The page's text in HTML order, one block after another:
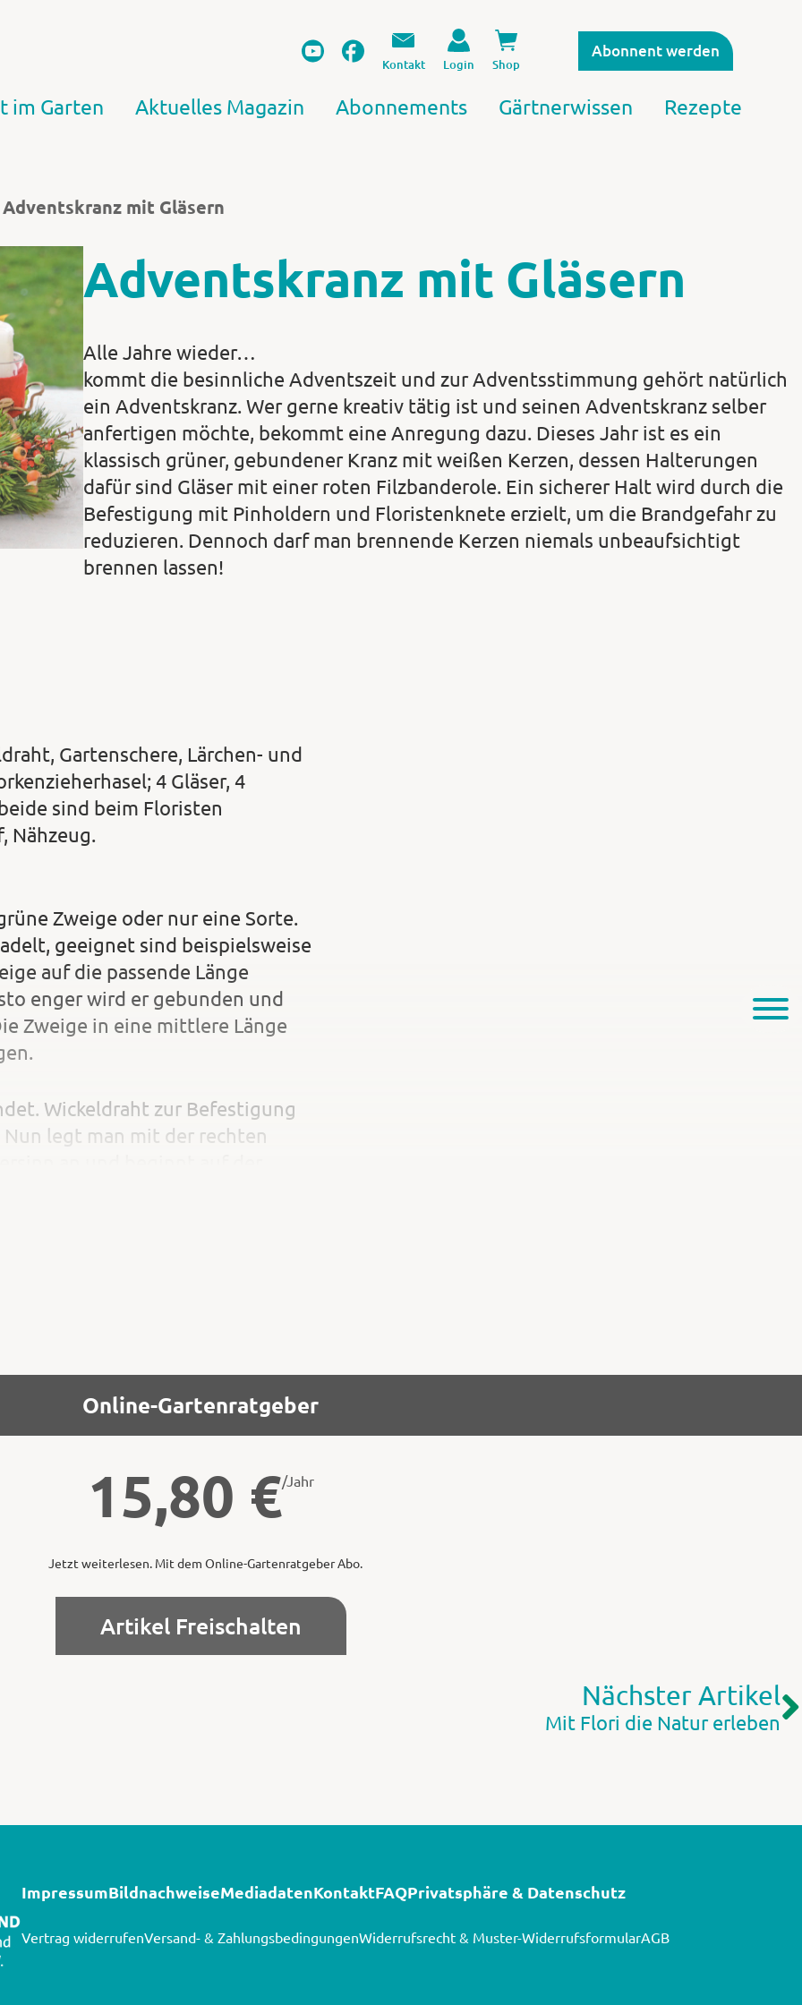
Kontakt Login Shop
Abonnent werden
im Garten Aktuelles Magazin Abonnements Gärtnerwissen Rezepte
Adventskranz mit Gläsern
Adventskranz mit Gläsern
Alle Jahre wieder…
kommt die besinnliche Adventszeit und zur Adventsstimmung gehört natürlich
ein Adventskranz. Wer gerne kreativ tätig ist und seinen Adventskranz selber
anfertigen möchte, bekommt eine Anregung dazu. Dieses Jahr ist es ein
klassisch grüner, gebundener Kranz mit weißen Kerzen, dessen Halterungen
dafür sind Gläser mit einer roten Filzbanderole. Ein sicherer Halt wird durch die
Befestigung mit Pinholdern und Floristenknete erzielt, um die Brandgefahr zu
reduzieren. Dennoch darf man brennende Kerzen niemals unbeaufsichtigt
brennen lassen!
Gartenschere, Lärchen- und
4 Gläser, 4
sind beim Floristen
Nähzeug.
Zweige oder nur eine Sorte.
geeignet sind beispielsweise
auf die passende Länge
enger wird er gebunden und
Zweige in eine mittlere Länge
Wickeldraht zur Befestigung
legt man mit der rechten
Online-Gartenratgeber
15,80 €/Jahr
Jetzt weiterlesen. Mit dem Online-Gartenratgeber Abo.
Artikel Freischalten
Nächster Artikel
Mit Flori die Natur erleben
ImpressumBildnachweiseMediadatenKontaktFAQPrivatsphäre & Datenschutz
Vertrag widerrufenVersand- & ZahlungsbedingungenWiderrufsrecht & Muster-WiderrufsformularAGB